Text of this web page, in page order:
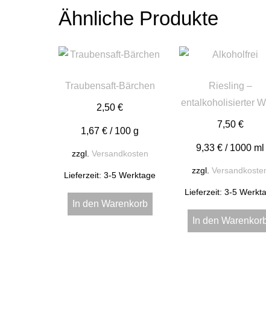
Ähnliche Produkte
Traubensaft-Bärchen
2,50 €
1,67 € / 100 g
zzgl. Versandkosten
Lieferzeit: 3-5 Werktage
In den Warenkorb
Riesling –
entalkoholisierter
7,50 €
9,33€ / 1000 ml
zzgl.
Lieferzeit: 3-5
In den